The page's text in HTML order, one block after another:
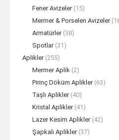
Fener Avizeler (15)
Mermer & Porselen Avizeler
Armatürler (38)
Spotlar (31)
Aplikler (255)
Mermer Aplik (2)
Pirinç Döküm Aplikler (63)
Taşlı Aplikler (40)
Kristal Aplikler (41)
Lazer Kesim Aplikler (42)
Şapkalı Aplikler (37)